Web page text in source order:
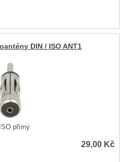
DIN / ISO ANT1
přímý
29,00 Kč